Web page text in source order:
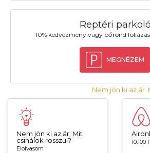
Reptéri parkoló
10% kedvezmény vagy bőrönd
MEGNÉZEM
Nem jön ki az ár.
Nem jön ki az ár. Mit
csinálok rosszul?
Elolvasom